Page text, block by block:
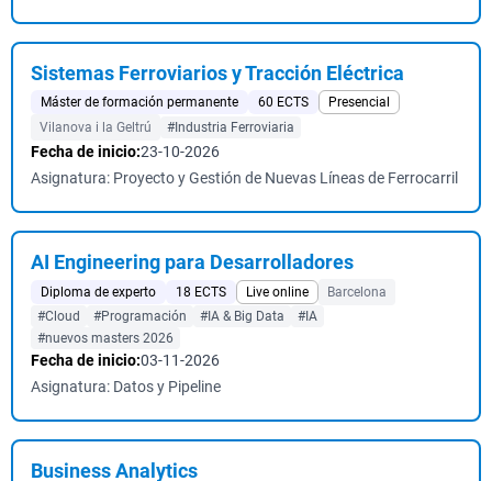
Sistemas Ferroviarios y Tracción Eléctrica
Máster de formación permanente 60 ECTS
Presencial
Vilanova i la Geltrú
#Industria Ferroviaria
Fecha de inicio:23-10-2026
Asignatura: Proyecto y Gestión de Nuevas Líneas de Ferrocarril
AI Engineering para Desarrolladores
Diploma de experto 18 ECTS Live online
Barcelona
#Cloud
#Programación #IA & Big Data
#IA
#nuevos masters 2026
Fecha de inicio:03-11-2026
Asignatura: Datos y Pipeline
Business Analytics